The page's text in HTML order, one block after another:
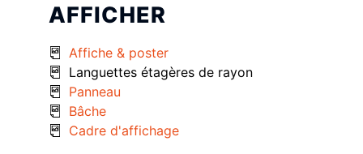
AFFICHER
Affiche & poster
Languettes étagères de rayon
Panneau
Bâche
Cadre d'affichage